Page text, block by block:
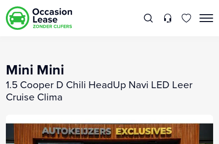
Mini Mini
1.5 Cooper D Chili HeadUp Navi LED Leer
Cruise Clima